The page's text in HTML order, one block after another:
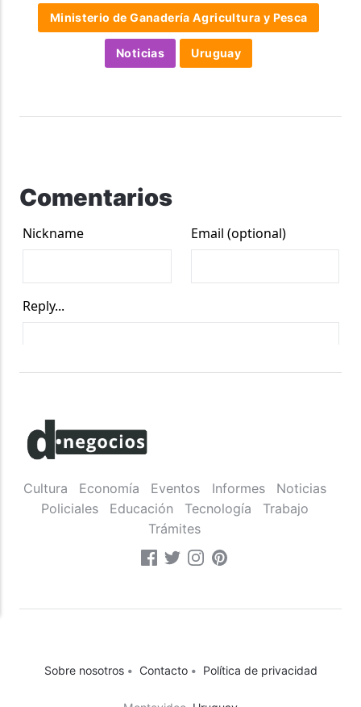
Ministerio de Ganadería Agricultura y Pesca
Noticias Uruguay
Comentarios
Cultura Economía Eventos Informes
Noticias
Policiales
Educación Tecnología
Trabajo
Trámites
Sobre nosotros • Contacto • Política de privacidad